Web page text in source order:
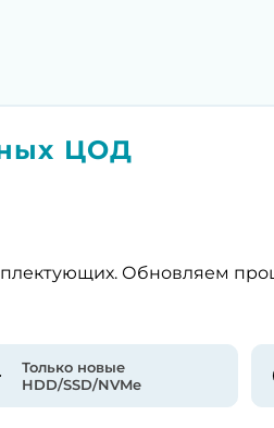
ЦОД
Обновляем
Только новые
HDD/SSD/NVMe